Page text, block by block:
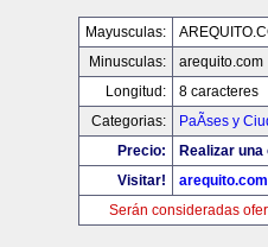
Mayusculas:
Minusculas:
arequito.com
Longitud:
8 caracteres
Categorias:
PaÃ­ses y
Precio:
Realizar
Visitar!
arequito.com
Serán consideradas